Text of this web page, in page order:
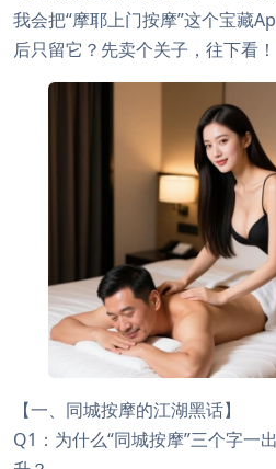
我会把“摩耶上门按摩”这个宝藏
后只留它？先卖个关子，往下看！
【一、同城按摩的江湖黑话】
Q1：为什么“同城按摩”三个字一